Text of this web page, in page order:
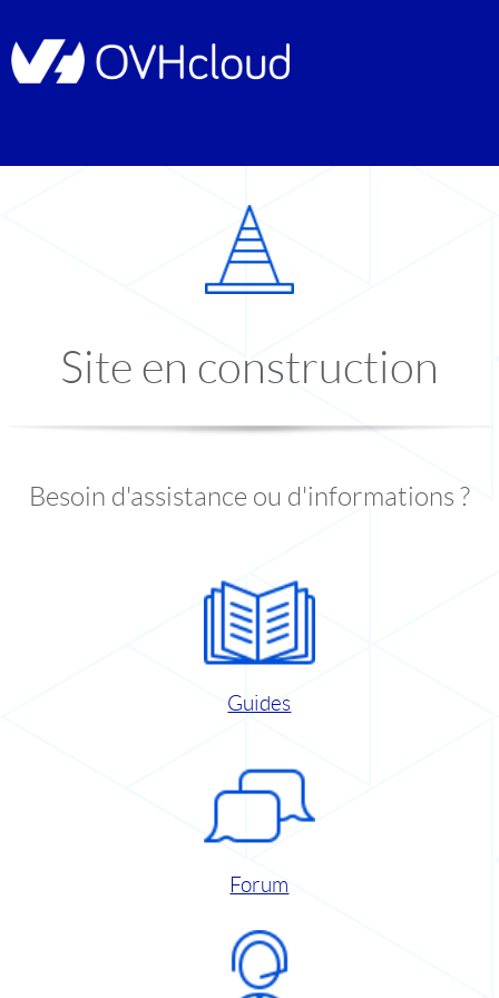
Site en construction
Besoin d'assistance ou d'informations ?
Guides
Forum